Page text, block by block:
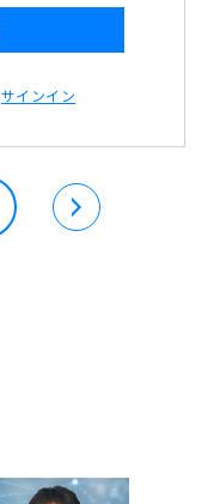
サインイン